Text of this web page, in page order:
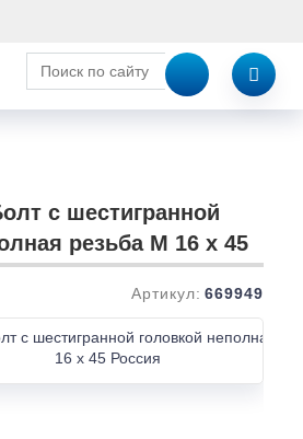
с шестигранной
резьба M 16 x 45
Артикул: 669949